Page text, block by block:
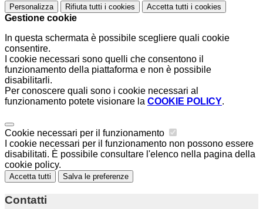
Personalizza Rifiuta tutti i cookies Accetta tutti i cookies
Gestione cookie
In questa schermata è possibile scegliere quali cookie
consentire.
I cookie necessari sono quelli che consentono il
funzionamento della piattaforma e non è possibile
disabilitarli.
Per conoscere quali sono i cookie necessari al
funzionamento potete visionare la COOKIE POLICY.
Cookie necessari per il funzionamento
I cookie necessari per il funzionamento non possono essere
disabilitati. È possibile consultare l'elenco nella pagina della
cookie policy.
Accetta tutti Salva le preferenze
Contatti